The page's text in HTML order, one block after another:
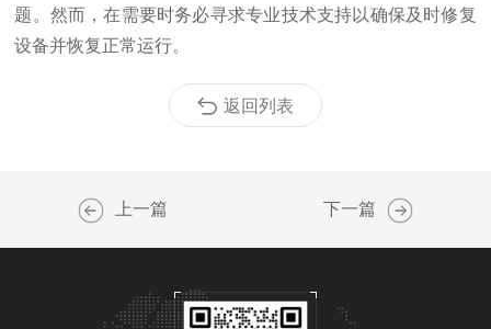
题。然而，在需要时务必寻求专业技术支持以确保及时修复
设备并恢复正常运行。
返回列表
上一篇 下一篇